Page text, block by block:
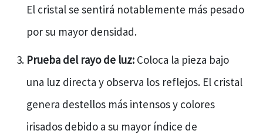
El cristal se sentirá notablemente más pesado
por su mayor densidad.
Prueba del rayo de luz: Coloca la pieza bajo
una luz directa y observa los reflejos. El cristal
genera destellos más intensos y colores
irisados debido a su mayor índice de